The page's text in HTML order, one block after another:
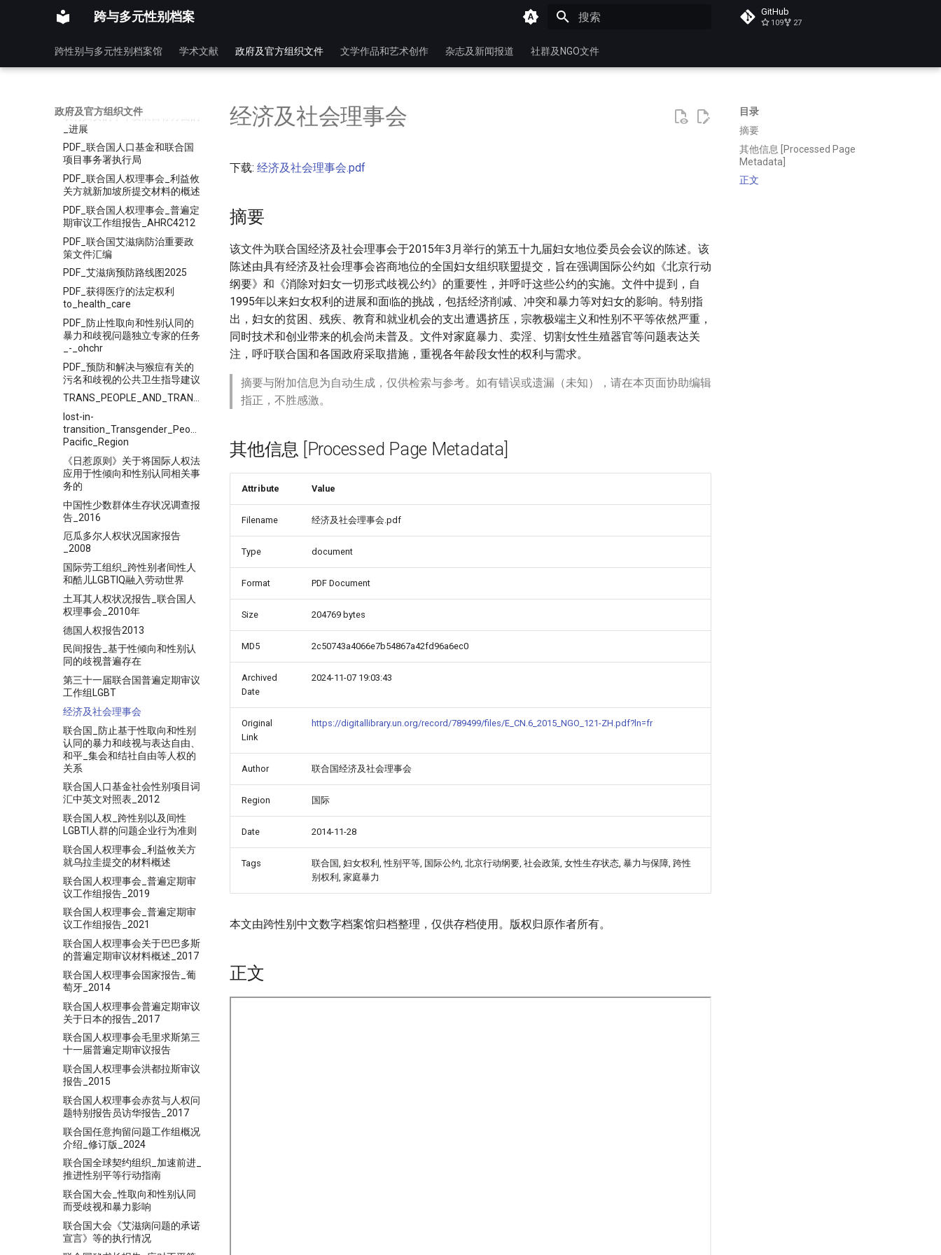
跨与多元性别档案 GitHub
109 27
跨性别与多元性别档案馆 学术文献 政府及官方组织文件 文学作品和艺术创作 杂志及新闻报道 社群及NGO文件
政府及官方组织文件
_联合国
PDF_情况介绍平等和不歧视_-
PDF_男同性恋双性恋跨性别者
和双性人的暴力和歧视
合众国2000年至2013年在关于
农村妇女的千年发展目标方面的
_进展
PDF_联合国人口基金和联合国
项目事务署执行局
PDF_联合国人权理事会_利益攸
关方就新加坡所提交材料的概述
PDF_联合国人权理事会_普遍定
期审议工作组报告_AHRC4212
PDF_联合国艾滋病防治重要政
策文件汇编
PDF_艾滋病预防路线图2025
PDF_获得医疗的法定权利
to_health_care
PDF_防止性取向和性别认同的
暴力和歧视问题独立专家的任务
_-_ohchr
PDF_预防和解决与猴痘有关的
污名和歧视的公共卫生指导建议
TRANS_PEOPLE_AND_TRANS_COMMUNITIES_IN_ASIA
lost-in-
transition_Transgender_People,__Rights_and_HIV_Vulnerability__in_the_Asia-
Pacific_Region
《日惹原则》关于将国际人权法
应用于性倾向和性别认同相关事
务的
中国性少数群体生存状况调查报
告_2016
厄瓜多尔人权状况国家报告
_2008
国际劳工组织_跨性别者间性人
和酷儿LGBTIQ融入劳动世界
土耳其人权状况报告_联合国人
权理事会_2010年
德国人权报告2013
民间报告_基于性倾向和性别认
同的歧视普遍存在
第三十一届联合国普遍定期审议
工作组LGBT
经济及社会理事会
联合国_防止基于性取向和性别
认同的暴力和歧视与表达自由、
和平_集会和结社自由等人权的
关系
联合国人口基金社会性别项目词
汇中英文对照表_2012
联合国人权_跨性别以及间性
LGBTI人群的问题企业行为准则
联合国人权理事会_利益攸关方
就乌拉圭提交的材料概述
联合国人权理事会_普遍定期审
议工作组报告_2019
联合国人权理事会_普遍定期审
议工作组报告_2021
联合国人权理事会关于巴巴多斯
的普遍定期审议材料概述_2017
联合国人权理事会国家报告_葡
萄牙_2014
联合国人权理事会普遍定期审议
关于日本的报告_2017
联合国人权理事会毛里求斯第三
十一届普遍定期审议报告
联合国人权理事会洪都拉斯审议
报告_2015
联合国人权理事会赤贫与人权问
题特别报告员访华报告_2017
联合国任意拘留问题工作组概况
介绍_修订版_2024
联合国全球契约组织_加速前进_
推进性别平等行动指南
联合国大会_性取向和性别认同
而受歧视和暴力影响
联合国大会《艾滋病问题的承诺
宣言》等的执行情况
目录
摘要
其他信息 [Processed Page
Metadata]
正文
经济及社会理事会
下载: 经济及社会理事会.pdf
摘要
该文件为联合国经济及社会理事会于2015年3月举行的第五十九届妇女地位委员会会议的陈述。该
陈述由具有经济及社会理事会咨商地位的全国妇女组织联盟提交，旨在强调国际公约如《北京行动
纲要》和《消除对妇女一切形式歧视公约》的重要性，并呼吁这些公约的实施。文件中提到，自
1995年以来妇女权利的进展和面临的挑战，包括经济削减、冲突和暴力等对妇女的影响。特别指
出，妇女的贫困、残疾、教育和就业机会的支出遭遇挤压，宗教极端主义和性别不平等依然严重，
同时技术和创业带来的机会尚未普及。文件对家庭暴力、卖淫、切割女性生殖器官等问题表达关
注，呼吁联合国和各国政府采取措施，重视各年龄段女性的权利与需求。
摘要与附加信息为自动生成，仅供检索与参考。如有错误或遗漏（未知），请在本页面协助编辑
指正，不胜感激。
其他信息 [Processed Page Metadata]
Attribute Value
Filename 经济及社会理事会.pdf
Type document
Format PDF Document
Size 204769 bytes
MD5 2c50743a4066e7b54867a42fd96a6ec0
Archived
Date
2024-11-07 19:03:43
Original
Link
https://digitallibrary.un.org/record/789499/files/E_CN.6_2015_NGO_121-ZH.pdf?ln=fr
Author 联合国经济及社会理事会
Region 国际
Date 2014-11-28
Tags
联合国, 妇女权利, 性别平等, 国际公约, 北京行动纲要, 社会政策, 女性生存状态, 暴力与保障, 跨性
别权利, 家庭暴力
本文由跨性别中文数字档案馆归档整理，仅供存档使用。版权归原作者所有。
正文